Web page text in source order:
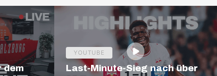
dem
YOUTUBE
Last-Minute-Sieg nach über